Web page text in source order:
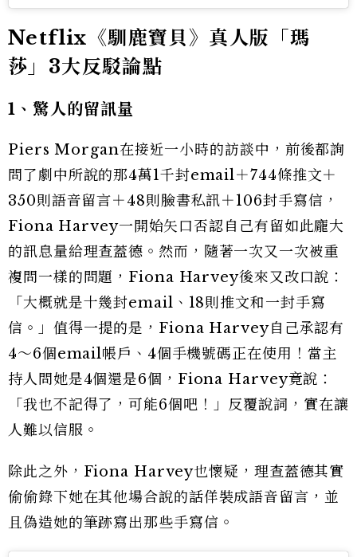
Netflix《馴鹿寶貝》真人版「瑪
莎」3大反駁論點
1、驚人的留訊量
Piers Morgan在接近一小時的訪談中，前後都詢
問了劇中所說的那4萬1千封email＋744條推文＋
350則語音留言＋48則臉書私訊＋106封手寫信，
Fiona Harvey一開始矢口否認自己有留如此龐大
的訊息量給理查蓋德。然而，隨著一次又一次被重
複問一樣的問題，Fiona Harvey後來又改口說：
「大概就是十幾封email、18則推文和一封手寫
信。」值得一提的是，Fiona Harvey自己承認有
4～6個email帳戶、4個手機號碼正在使用！當主
持人問她是4個還是6個，Fiona Harvey竟說：
「我也不記得了，可能6個吧！」反覆說詞，實在讓
人難以信服。
除此之外，Fiona Harvey也懷疑，理查蓋德其實
偷偷錄下她在其他場合說的話佯裝成語音留言，並
且偽造她的筆跡寫出那些手寫信。